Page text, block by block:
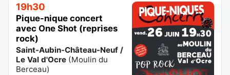
19h30
Pique-nique concert
avec One Shot (reprises
rock)
Saint-Aubin-Château-Neuf /
Le Val d'Ocre (Moulin du
Berceau)